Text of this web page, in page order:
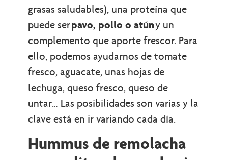
grasas saludables), una proteína que
puede serpavo, pollo o atúny un
complemento que aporte frescor. Para
ello, podemos ayudarnos de tomate
fresco, aguacate, unas hojas de
lechuga, queso fresco, queso de
untar… Las posibilidades son varias y la
clave está en ir variando cada día.
Hummus de remolacha